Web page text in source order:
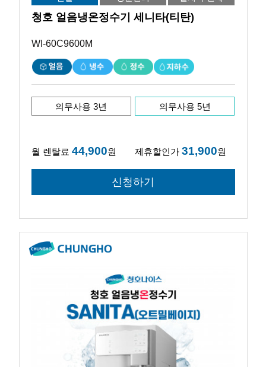
청호 얼음냉온정수기 세니타(티탄)
WI-60C9600M
의무사용 3년 의무사용 5년
월 렌탈료 44,900원 제휴할인가31,900원